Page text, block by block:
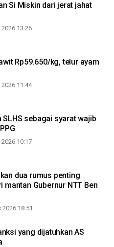
Si Miskin dari jerat jahat
13:26
Rp59.650/kg, telur ayam
11:44
SLHS sebagai syarat wajib
10:17
dua rumus penting
mantan Gubernur NTT Ben
18:51
yang dijatuhkan AS